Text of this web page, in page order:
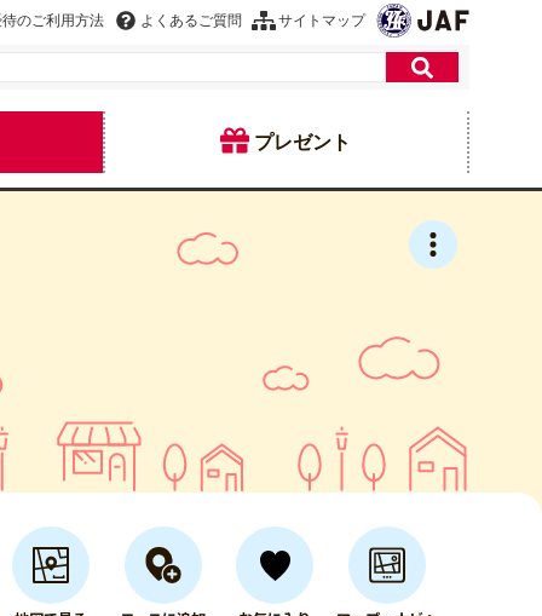
のご利用方法 よくあるご質問 サイトマップ
プレゼント